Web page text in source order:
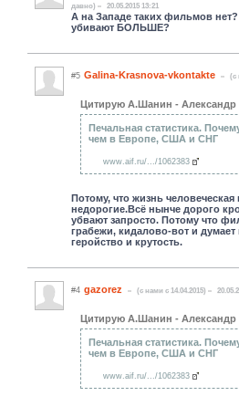
давно)
20.05.2015 13:21
А на Западе таких фильмов
убивают БОЛЬШЕ?
#5 Galina-Krasnova-vkontakte (c
Цитирую А.Шанин -
Печальная статистика.
чем в Европе, США и СНГ
www.aif.ru/.../1062383
Потому, что жизнь
недорогие.Всё нынче дорого
убвают запросто. Потому что
грабежи, кидалово-вот и
геройство и крутость.
#4 gazorez (c нами с 14.04.2015)
Цитирую А.Шанин -
Печальная статистика.
чем в Европе, США и СНГ
www.aif.ru/.../1062383